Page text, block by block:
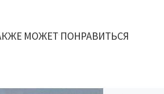
МОЖЕТ ПОНРАВИТЬСЯ